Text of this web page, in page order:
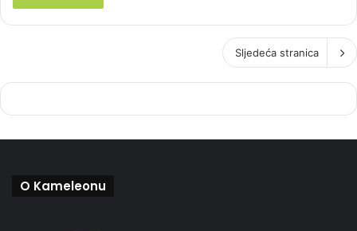
Sljedeća stranica
O Kameleonu